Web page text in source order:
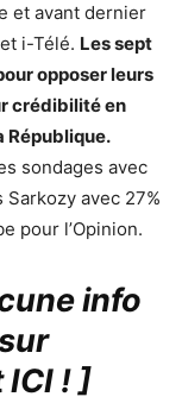
et avant dernier
i-Télé. Les sept
opposer leurs
crédibilité en
République.
sondages avec
avec 27%
pour l’Opinion.
info
!]